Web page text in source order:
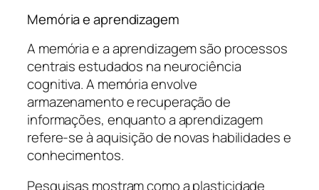
Memória e aprendizagem
A memória e a aprendizagem são processos
centrais estudados na neurociência
cognitiva. A memória envolve
armazenamento e recuperação de
informações, enquanto a aprendizagem
refere-se à aquisição de novas habilidades e
conhecimentos.
Pesquisas mostram como a plasticidade